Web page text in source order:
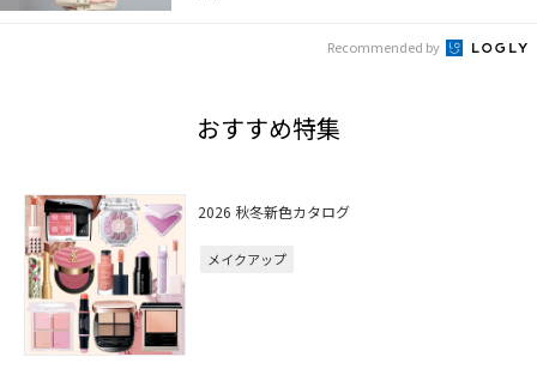
Recommended by
おすすめ特集
2026 秋冬新色カタログ
メイクアップ